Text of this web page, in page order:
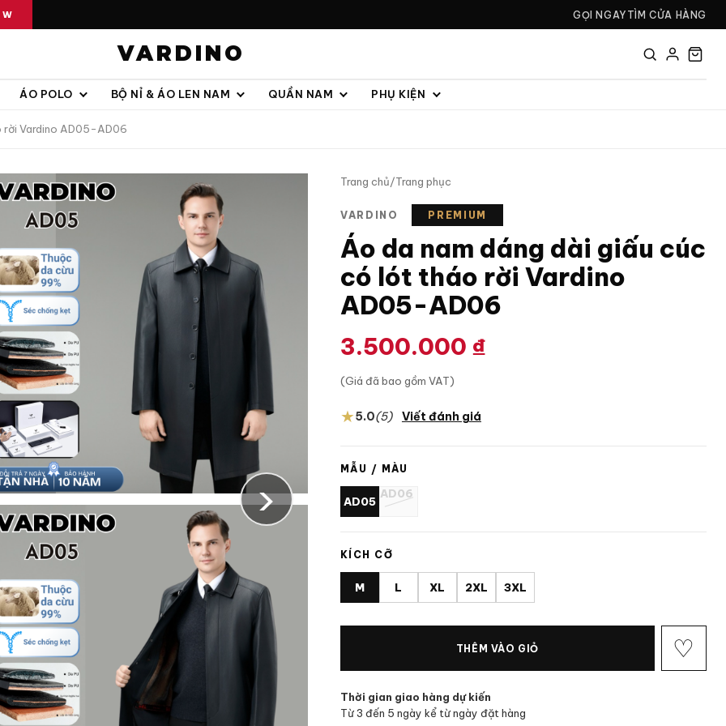
GỌI NGAY TÌM CỬA HÀNG
VARDINO
ÁO POLO BỘ NỈ & ÁO LEN NAM QUẦN NAM PHỤ KIỆN
rời Vardino AD05-AD06
›
Trang chủ/Trang phục
VARDINO PREMIUM
Áo da nam dáng dài giấu cúc
có lót tháo rời Vardino
AD05-AD06
3.500.000 ₫
(Giá đã bao gồm VAT)
★5.0(5) Viết đánh giá
MẪU / MÀU
AD05
AD06
KÍCH CỠ
M L XL 2XL 3XL
THÊM VÀO GIỎ ♡
Thời gian giao hàng dự kiến
Từ 3 đến 5 ngày kể từ ngày đặt hàng